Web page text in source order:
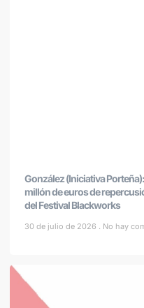
González (Iniciativa
millón de euros de
del Festival Blackworks
30 de julio de 2026 No hay